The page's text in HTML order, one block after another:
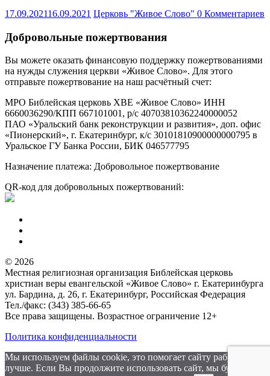
17.09.202116.09.2021 Церковь "Живое Слово" 0 Комментариев
Добровольные пожертвования
Вы можете оказать финансовую поддержку пожертвованиями
на нужды служения церкви «Живое Слово». Для этого
отправьте пожертвование на наш расчётный счет:
МРО Библейская церковь ХВЕ «Живое Слово» ИНН
6660036290/КПП 667101001, р/с 40703810362240000052
ПАО «Уральский банк реконструкции и развития», доп. офис
«Пионерский», г. Екатеринбург, к/с 30101810900000000795 в
Уральское ГУ Банка России, БИК 046577795
Назначение платежа: Добровольное пожертвование
QR-код для добровольных пожертвований:
© 2026
Местная религиозная организация Библейская церковь
христиан веры евангельской «Живое Слово» г. Екатеринбурга
ул. Бардина, д. 26, г. Екатеринбург, Российская Федерация
Тел./факс: (343) 385-66-65
Все права защищены. Возрастное ограничение 12+
Политика конфиденциальности
Мы используем файлы cookie, это помогает сайту работать
лучше. Если Вы продолжите использовать сайт, мы будем